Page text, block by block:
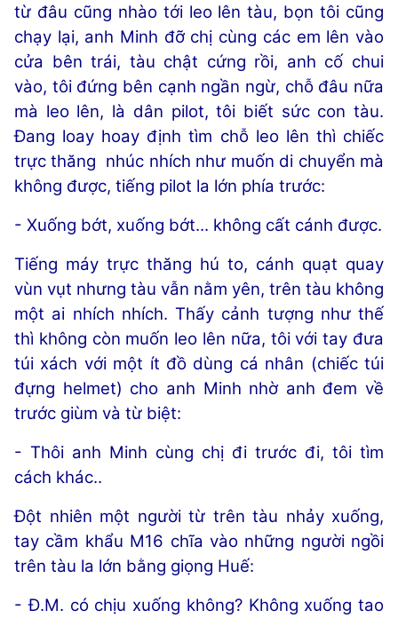
từ đâu cũng nhào tới leo lên tàu, bọn tôi cũng
chạy lại, anh Minh đỡ chị cùng các em lên vào
cửa bên trái, tàu chật cứng rồi, anh cố chui
vào, tôi đứng bên cạnh ngần ngừ, chỗ đâu nữa
mà leo lên, là dân pilot, tôi biết sức con tàu.
Đang loay hoay định tìm chỗ leo lên thì chiếc
trực thăng nhúc nhích như muốn di chuyển mà
không được, tiếng pilot la lớn phía trước:
- Xuống bớt, xuống bớt... không cất cánh được.
Tiếng máy trực thăng hú to, cánh quạt quay
vùn vụt nhưng tàu vẫn nằm yên, trên tàu không
một ai nhích nhích. Thấy cảnh tượng như thế
thì không còn muốn leo lên nữa, tôi với tay đưa
túi xách với một ít đồ dùng cá nhân (chiếc túi
đựng helmet) cho anh Minh nhờ anh đem về
trước giùm và từ biệt:
- Thôi anh Minh cùng chị đi trước đi, tôi tìm
cách khác..
Đột nhiên một người từ trên tàu nhảy xuống,
tay cầm khẩu M16 chĩa vào những người ngồi
trên tàu la lớn bằng giọng Huế:
- Đ.M. có chịu xuống không? Không xuống tao